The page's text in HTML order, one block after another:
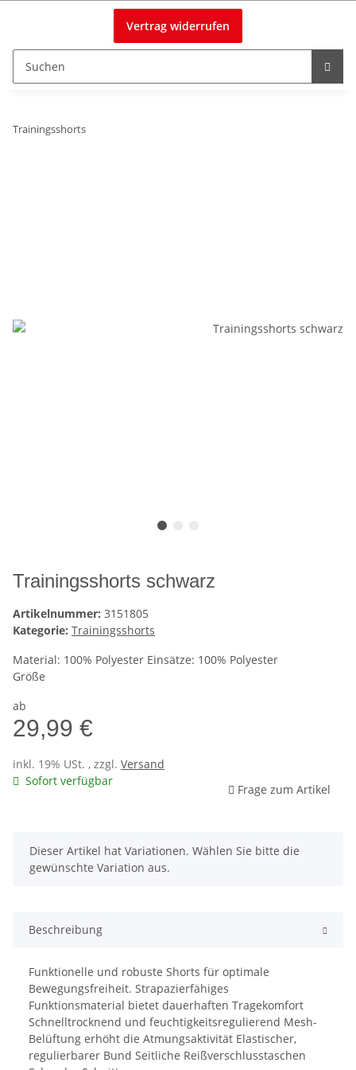
Vertrag widerrufen
Trainingsshorts
Trainingsshorts schwarz
Artikelnummer: 3151805
Kategorie: Trainingsshorts
Material: 100% Polyester Einsätze: 100% Polyester
Größe
ab
29,99 €
inkl. 19% USt. , zzgl. Versand
Sofort verfügbar
Frage zum Artikel
x
Dieser Artikel hat Variationen. Wählen Sie bitte die
gewünschte Variation aus.
Beschreibung
Funktionelle und robuste Shorts für optimale
Bewegungsfreiheit. Strapazierfähiges
Funktionsmaterial bietet dauerhaften Tragekomfort
Schnelltrocknend und feuchtigkeitsregulierend Mesh-
Belüftung erhöht die Atmungsaktivität Elastischer,
regulierbarer Bund Seitliche Reißverschlusstaschen